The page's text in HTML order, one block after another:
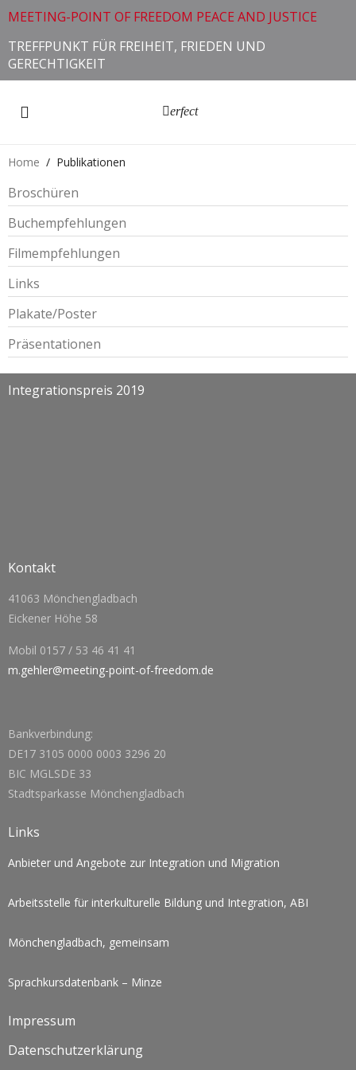
MEETING-POINT OF FREEDOM PEACE AND JUSTICE
TREFFPUNKT FÜR FREIHEIT, FRIEDEN UND
GERECHTIGKEIT
erfect
Home Publikationen
Broschüren
Buchempfehlungen
Filmempfehlungen
Links
Plakate/Poster
Präsentationen
Integrationspreis 2019
Kontakt
41063 Mönchengladbach
Eickener Höhe 58
Mobil 0157 / 53 46 41 41
m.gehler@meeting-point-of-freedom.de
Bankverbindung:
DE17 3105 0000 0003 3296 20
BIC MGLSDE 33
Stadtsparkasse Mönchengladbach
Links
Anbieter und Angebote zur Integration und Migration
Arbeitsstelle für interkulturelle Bildung und Integration, ABI
Mönchengladbach, gemeinsam
Sprachkursdatenbank – Minze
Impressum
Datenschutzerklärung